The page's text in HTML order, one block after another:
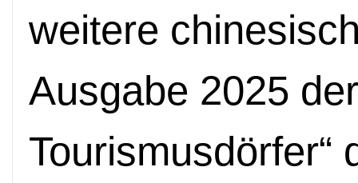
weitere
Ausgabe 2025
Tourismusdörfer“